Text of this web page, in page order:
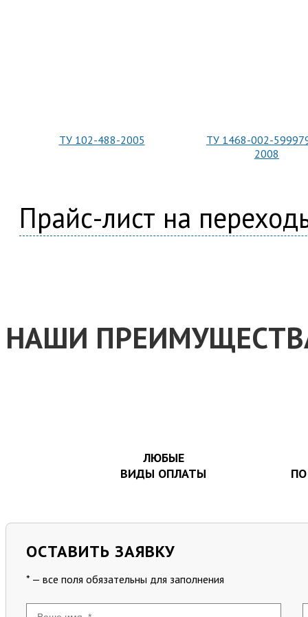
ТУ 102-488-2005
ТУ 1468-002-
2008
Прайс-лист на
НАШИ
ЛЮБЫЕ
ВИДЫ ОПЛАТЫ
ОСТАВИТЬ ЗАЯВКУ
* — все поля обязательны для заполнения